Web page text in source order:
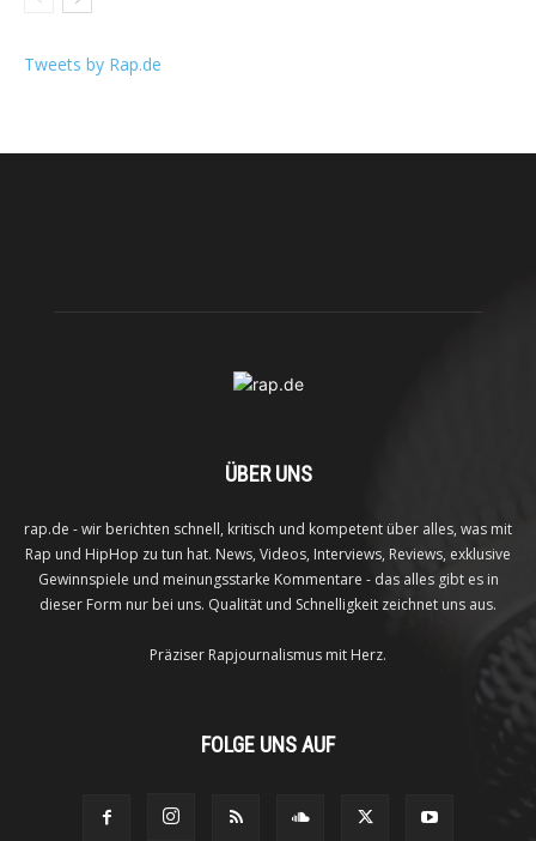
Tweets by Rap.de
ÜBER UNS
rap.de - wir berichten schnell, kritisch und kompetent über alles, was mit
Rap und HipHop zu tun hat. News, Videos, Interviews, Reviews, exklusive
Gewinnspiele und meinungsstarke Kommentare - das alles gibt es in
dieser Form nur bei uns. Qualität und Schnelligkeit zeichnet uns aus.
Präziser Rapjournalismus mit Herz.
FOLGE UNS AUF